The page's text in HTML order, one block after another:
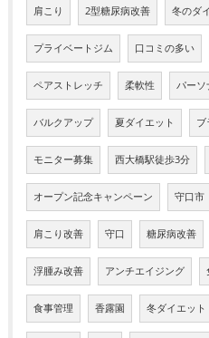
肩こり 2型糖尿病改善 冬のダ
プライベートジム 口コミの多い
ペアストレッチ 柔軟性 パーソ
バルクアップ 夏ダイエット ブ
モニター募集 西大橋駅徒歩3分
オープン記念キャンペーン 守口市
肩こり改善 守口 糖尿病改善
浮腫み改善 アンチエイジング
食事管理 香露園 冬ダイエット